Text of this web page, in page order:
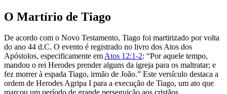
O Martírio de Tiago
De acordo com o Novo Testamento, Tiago foi martirizado por volta
do ano 44 d.C. O evento é registrado no livro dos Atos dos
Apóstolos, especificamente emAtos 12:1-2: “Por aquele tempo,
mandou o rei Herodes prender alguns da igreja para os maltratar; e
fez morrer à espada Tiago, irmão de João.” Este versículo destaca a
ordem de Herodes Agripa I para a execução de Tiago, um ato que